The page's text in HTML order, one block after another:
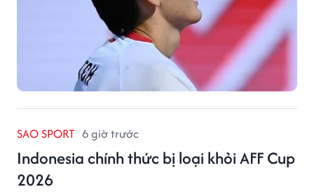
SAO SPORT 6 giờ trước
Indonesia chính thức bị loại khỏi AFF Cup
2026